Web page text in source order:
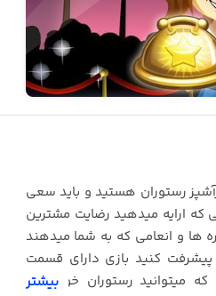
رستوران هستید و باید سعی
ارایه میدهید رضایت مشترین
ها و انعامی که به شما میدهند
پیشرفت کنید بازی دارای قسمت
میتوانید رستوران خود را با
بیشتر